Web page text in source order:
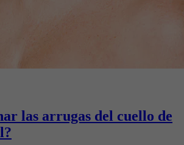
las arrugas del cuello de